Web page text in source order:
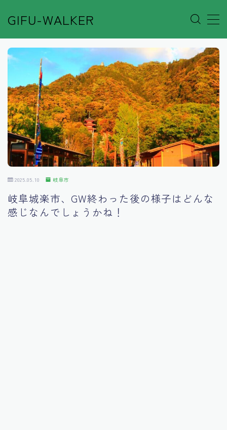
GIFU-WALKER
MENU
Author’s Voice
Café&Rest.
Event
Go out
Others
Shop
2025.05.10 岐阜市
岐阜城楽市、GW終わった後の様子はどんな
感じなんでしょうかね！